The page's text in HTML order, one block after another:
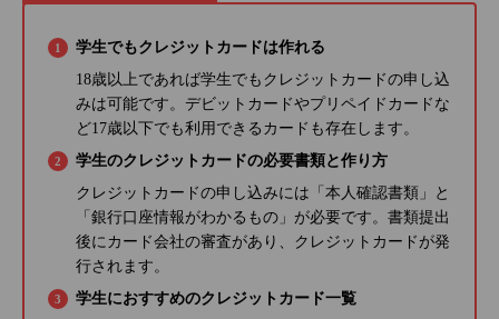
学生でもクレジットカードは作れる
18歳以上であれば学生でもクレジットカードの申し込
みは可能です。デビットカードやプリペイドカードな
ど17歳以下でも利用できるカードも存在します。
学生のクレジットカードの必要書類と作り方
クレジットカードの申し込みには「本人確認書類」と
「銀行口座情報がわかるもの」が必要です。書類提出
後にカード会社の審査があり、クレジットカードが発
行されます。
学生におすすめのクレジットカード一覧